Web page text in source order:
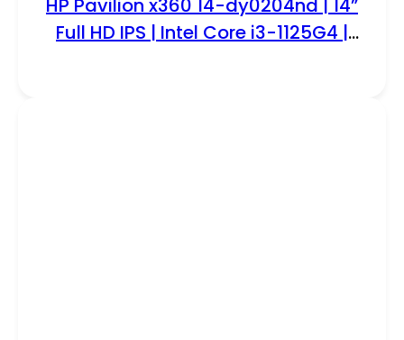
HP Pavilion x360 14-dy0204nd | 14”
Full HD IPS | Intel Core i3-1125G4 |